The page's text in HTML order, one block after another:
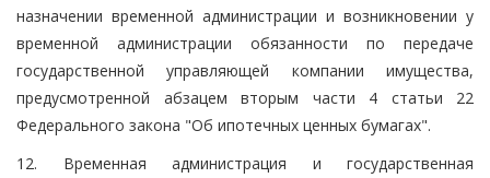
назначении временной администрации и возникновении у
временной администрации обязанности по передаче
государственной управляющей компании имущества,
предусмотренной абзацем вторым части 4 статьи 22
Федерального закона "Об ипотечных ценных бумагах".
12. Временная администрация и государственная